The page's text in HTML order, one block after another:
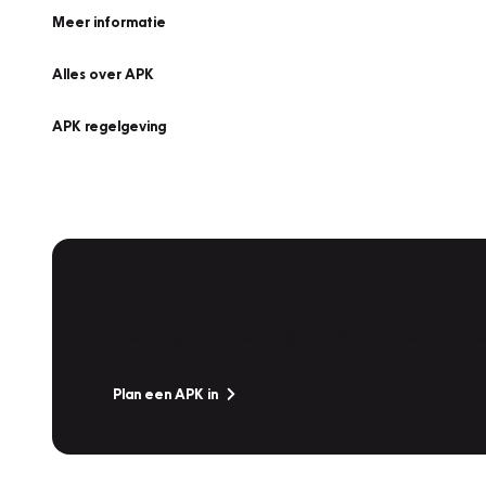
Meer informatie
Alles over APK
APK regelgeving
Plan een APK in